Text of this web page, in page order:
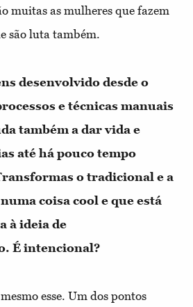
muitas as mulheres que fazem
são luta também.
desenvolvido desde o
e técnicas manuais
também a dar vida e
até há pouco tempo
o tradicional e a
coisa cool e que está
à ideia de
É intencional?
esse. Um dos pontos